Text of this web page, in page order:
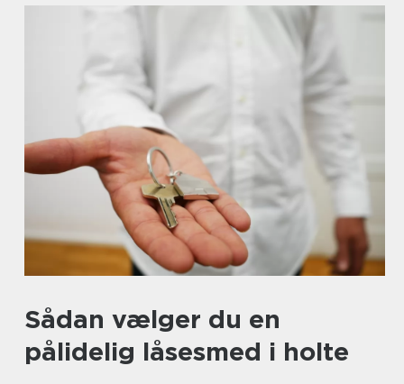
Sådan vælger du en
pålidelig låsesmed i holte